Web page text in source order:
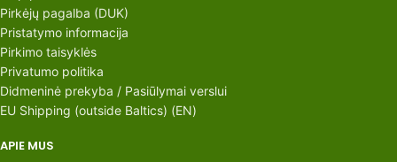
Pirkėjų pagalba (DUK)
Pristatymo informacija
Pirkimo taisyklės
Privatumo politika
Didmeninė prekyba / Pasiūlymai verslui
EU Shipping (outside Baltics) (EN)
APIE MUS